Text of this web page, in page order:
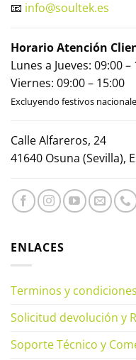
📧 info@soultek.es
Horario Atención
Lunes a Jueves: 09:00
Viernes: 09:00 – 15:00
Excluyendo festivos
Calle Alfareros, 24
41640 Osuna (Sevilla),
ENLACES
Terminos y condiciones
Solicitud devolución y
Soporte Técnico y